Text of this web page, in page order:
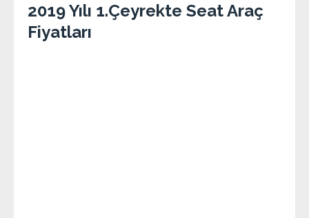
2019 Yılı 1.Çeyrekte Seat Araç
Fiyatları